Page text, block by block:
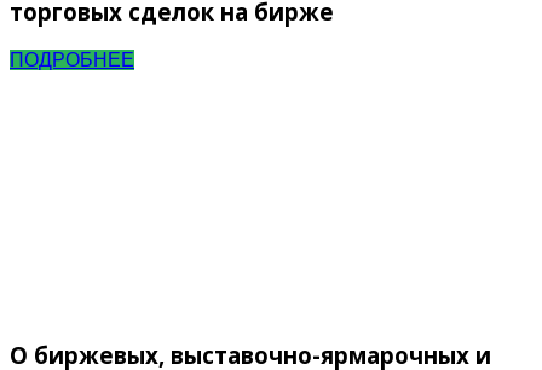
торговых сделок на бирже
ПОДРОБНЕЕ
О биржевых, выставочно-ярмарочных и